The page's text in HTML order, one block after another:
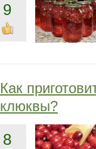
9
Как
клюквы?
8